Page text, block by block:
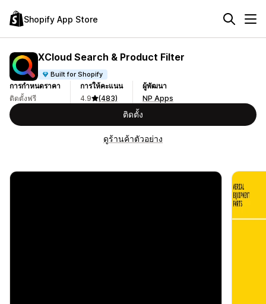
Shopify App Store
XCloud Search & Product Filter
Built for Shopify
การกำหนดราคา
ติดตั้งฟรี
การให้คะแนน
4.9
(483)
ผู้พัฒนา
NP Apps
ติดตั้ง
ดูร้านค้าตัวอย่าง